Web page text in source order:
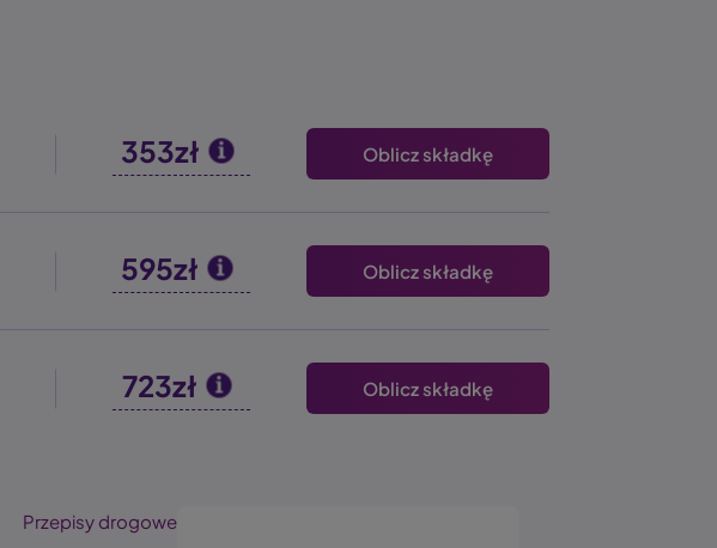
353zł Oblicz składkę
595zł Oblicz składkę
723zł Oblicz składkę
Przepisy drogowe